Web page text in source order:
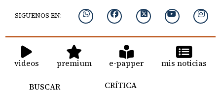
SIGUENOS EN:
videos premium e-papper mis noticias
BUSCAR
CRÍTICA